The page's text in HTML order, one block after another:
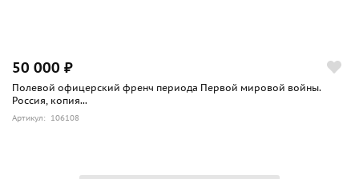
50 000 ₽
Полевой офицерский френч периода Первой мировой войны.
Россия, копия...
Артикул: 106108